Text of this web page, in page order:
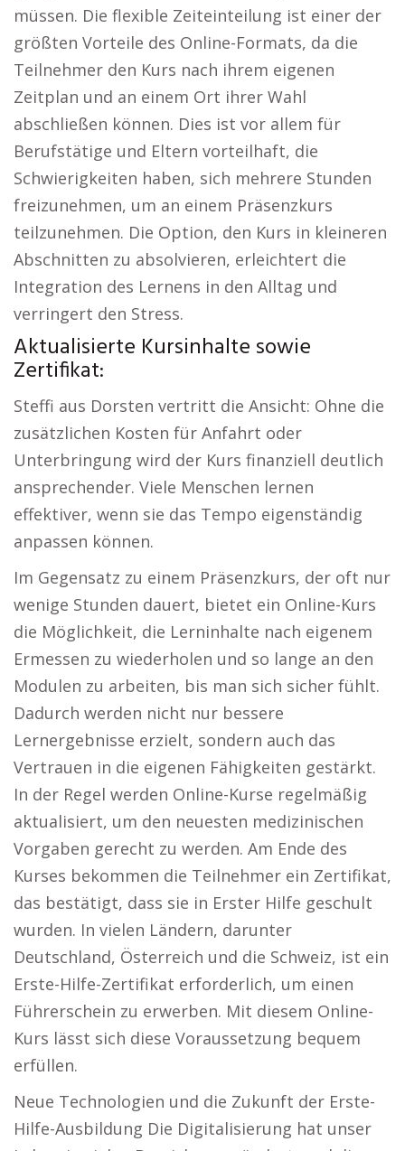
müssen. Die flexible Zeiteinteilung ist einer der
größten Vorteile des Online-Formats, da die
Teilnehmer den Kurs nach ihrem eigenen
Zeitplan und an einem Ort ihrer Wahl
abschließen können. Dies ist vor allem für
Berufstätige und Eltern vorteilhaft, die
Schwierigkeiten haben, sich mehrere Stunden
freizunehmen, um an einem Präsenzkurs
teilzunehmen. Die Option, den Kurs in kleineren
Abschnitten zu absolvieren, erleichtert die
Integration des Lernens in den Alltag und
verringert den Stress.
Aktualisierte Kursinhalte sowie
Zertifikat:
Steffi aus Dorsten vertritt die Ansicht: Ohne die
zusätzlichen Kosten für Anfahrt oder
Unterbringung wird der Kurs finanziell deutlich
ansprechender. Viele Menschen lernen
effektiver, wenn sie das Tempo eigenständig
anpassen können.
Im Gegensatz zu einem Präsenzkurs, der oft nur
wenige Stunden dauert, bietet ein Online-Kurs
die Möglichkeit, die Lerninhalte nach eigenem
Ermessen zu wiederholen und so lange an den
Modulen zu arbeiten, bis man sich sicher fühlt.
Dadurch werden nicht nur bessere
Lernergebnisse erzielt, sondern auch das
Vertrauen in die eigenen Fähigkeiten gestärkt.
In der Regel werden Online-Kurse regelmäßig
aktualisiert, um den neuesten medizinischen
Vorgaben gerecht zu werden. Am Ende des
Kurses bekommen die Teilnehmer ein Zertifikat,
das bestätigt, dass sie in Erster Hilfe geschult
wurden. In vielen Ländern, darunter
Deutschland, Österreich und die Schweiz, ist ein
Erste-Hilfe-Zertifikat erforderlich, um einen
Führerschein zu erwerben. Mit diesem Online-
Kurs lässt sich diese Voraussetzung bequem
erfüllen.
Neue Technologien und die Zukunft der Erste-
Hilfe-Ausbildung Die Digitalisierung hat unser